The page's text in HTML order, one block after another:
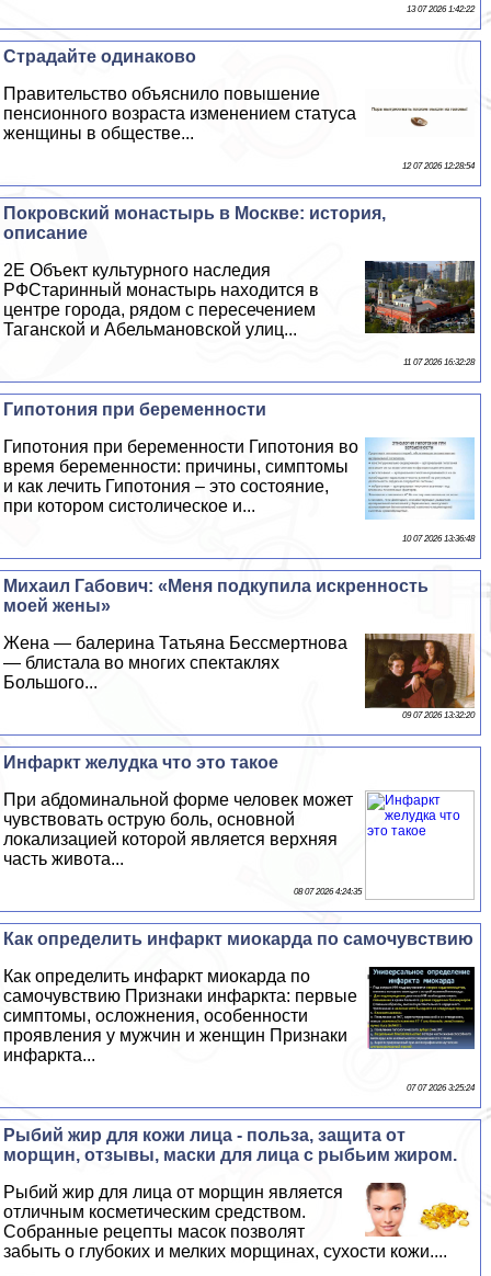
13 07 2026 1:42:22
Страдайте одинаково
Правительство объяснило повышение
пенсионного возраста изменением статуса
женщины в обществе...
12 07 2026 12:28:54
Покровский монастырь в Москве: история,
описание
2E Объект культурного наследия
РФСтаринный монастырь находится в
центре города, рядом с пересечением
Таганской и Абельмановской улиц...
11 07 2026 16:32:28
Гипотония при беременности
Гипотония при беременности Гипотония во
время беременности: причины, симптомы
и как лечить Гипотония – это состояние,
при котором систолическое и...
10 07 2026 13:36:48
Михаил Габович: «Меня подкупила искренность
моей жены»
Жена — балерина Татьяна Бесcмepтнова
— блистала во многих спектаклях
Большого...
09 07 2026 13:32:20
Инфаркт желудка что это такое
При абдоминальной форме человек может
чувствовать острую боль, основной
локализацией которой является верхняя
часть живота...
08 07 2026 4:24:35
Как определить инфаркт миокарда по самочувствию
Как определить инфаркт миокарда по
самочувствию Признаки инфаркта: первые
симптомы, осложнения, особенности
проявления у мужчин и женщин Признаки
инфаркта...
07 07 2026 3:25:24
Рыбий жир для кожи лица - польза, защита от
морщин, отзывы, маски для лица с рыбьим жиром.
Рыбий жир для лица от морщин является
отличным косметическим средством.
Собранные рецепты масок позволят
забыть о глубоких и мелких морщинах, сухости кожи....